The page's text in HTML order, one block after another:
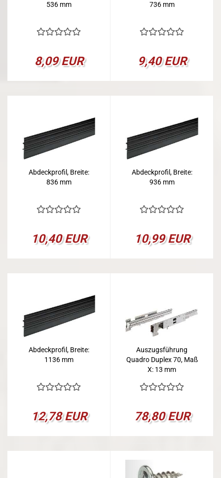
536 mm
8,09 EUR
736 mm
9,40 EUR
Abdeckprofil, Breite:
836 mm
10,40 EUR
Abdeckprofil, Breite:
936 mm
10,99 EUR
Abdeckprofil, Breite:
1136 mm
12,78 EUR
Auszugsführung
Quadro Duplex 70, Maß
X: 13 mm
78,80 EUR